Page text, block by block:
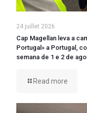
24 juillet 2026
Cap Magellan leva a
Portugal» a Portugal,
semana de 1 e 2 de
Read more